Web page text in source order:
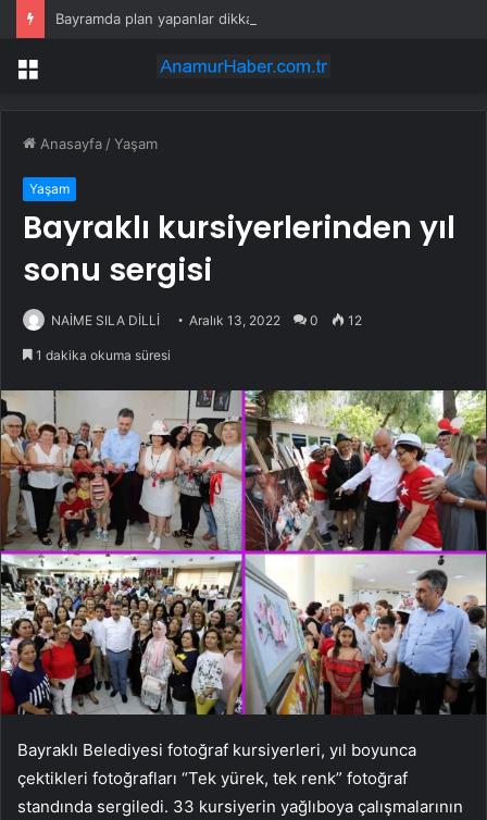
Menü
Anasayfa /Yaşam
Yaşam
Bayraklı kursiyerlerinden yıl
sonu sergisi
NAİME SILA DİLLİ Aralık 13, 2022 0 12
1 dakika okuma süresi
Bayraklı Belediyesi fotoğraf kursiyerleri, yıl boyunca
çektikleri fotoğrafları “Tek yürek, tek renk” fotoğraf
standında sergiledi. 33 kursiyerin yağlıboya çalışmalarının